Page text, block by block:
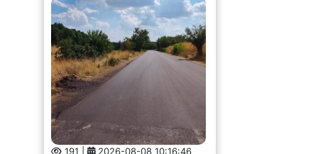
191 |
"Ремонтът на един от най-
компрометираните пътни